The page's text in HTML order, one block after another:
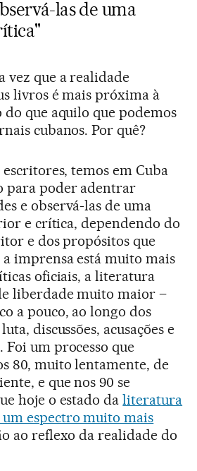
las de uma
vez que a realidade
livros é mais próxima à
que aquilo que podemos
cubanos. Por quê?
temos em Cuba
para poder adentrar
e observá-las de uma
e crítica, dependendo do
e dos propósitos que
imprensa está muito mais
oficiais, a literatura
liberdade muito maior –
a pouco, ao longo dos
discussões, acusações e
Foi um processo que
80, muito lentamente, de
e que nos 90 se
hoje o estado daliteratura
espectro muito mais
ao reflexo da realidade do